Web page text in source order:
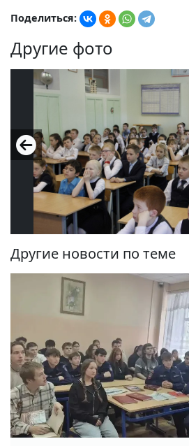
Поделиться:
Другие фото
Другие новости по теме